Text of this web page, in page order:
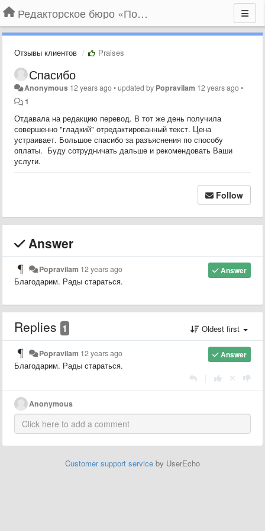
Редакторское бюро «По правилам»
Отзывы клиентов Praises
Спасибо
Anonymous 12 years ago•updated by Popravilam 12 years ago•
1
Отдавала на редакцию перевод. В тот же день получила
совершенно "гладкий" отредактированный текст. Цена
устраивает. Большое спасибо за разъяснения по способу
оплаты. Буду сотрудничать дальше и рекомендовать Ваши
услуги.
Follow
Answer
Answer
Popravilam 12 years ago
Благодарим. Рады стараться.
Replies 1 Oldest first
Answer
Popravilam 12 years ago
Благодарим. Рады стараться.
Anonymous
Customer support service by UserEcho